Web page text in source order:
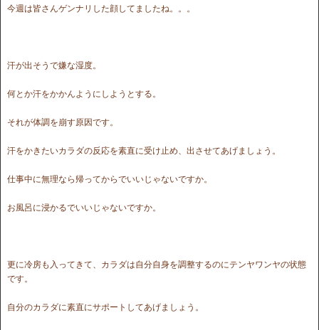
今週は皆さんゲンナリした顔してましたね。。。
汗が出そうで嫌な湿度。
何とか汗をかかんようにしようとする。
それが体調を崩す原因です。
汗をかきたいカラダの反応を素直に受け止め、出させてあげましょう。
仕事中に無理なら帰ってからでいいじゃないですか。
お風呂に浸かるでいいじゃないですか。
更に冷房も入ってきて、カラダは自分自身を調整するのにテンヤワンヤの状態
です。
自分のカラダに素直にサポートしてあげましょう。